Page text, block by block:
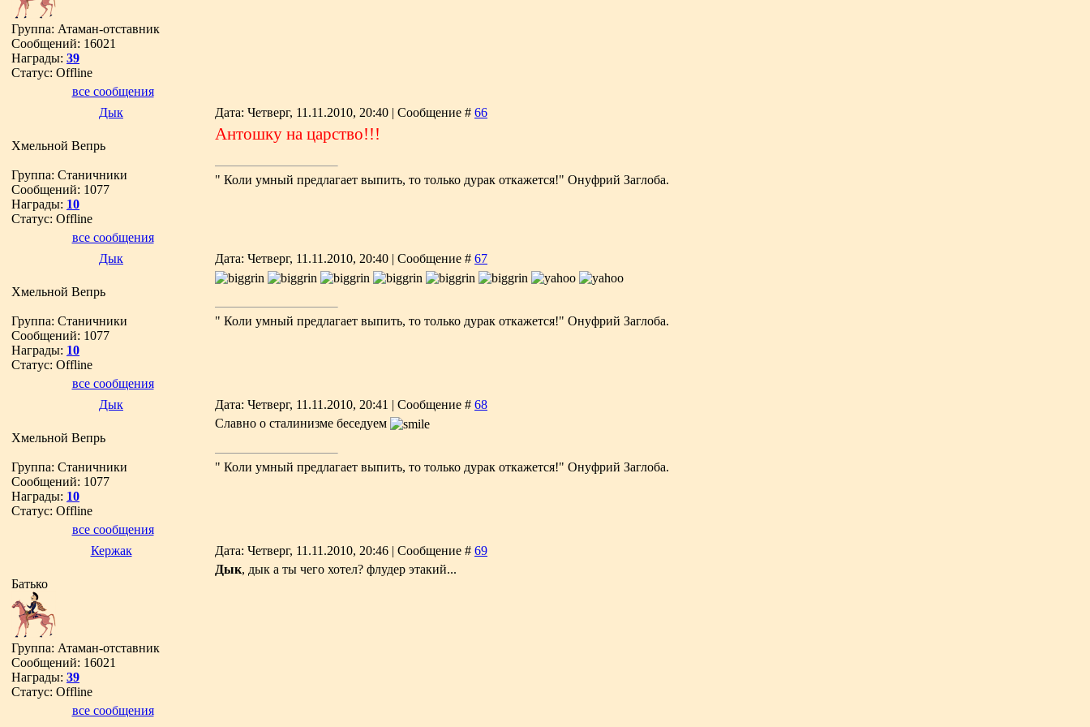
Группа: Атаман-отставник
Сообщений: 16021
Награды: 39
Статус: Offline
все сообщения
Дык
Дата: Четверг, 11.11.2010, 20:40 | Сообщение # 66
Хмельной Вепрь
Группа: Станичники
Сообщений: 1077
Награды: 10
Статус: Offline
Антошку на царство!!!
" Коли умный предлагает выпить, то только дурак откажется!" Онуфрий Заглоба.
все сообщения
Дык
Дата: Четверг, 11.11.2010, 20:40 | Сообщение # 67
Хмельной Вепрь
Группа: Станичники
Сообщений: 1077
Награды: 10
Статус: Offline
" Коли умный предлагает выпить, то только дурак откажется!" Онуфрий Заглоба.
все сообщения
Дык
Дата: Четверг, 11.11.2010, 20:41 | Сообщение # 68
Хмельной Вепрь
Группа: Станичники
Сообщений: 1077
Награды: 10
Статус: Offline
Славно о сталинизме беседуем
" Коли умный предлагает выпить, то только дурак откажется!" Онуфрий Заглоба.
все сообщения
Кержак
Дата: Четверг, 11.11.2010, 20:46 | Сообщение # 69
Батько
Группа: Атаман-отставник
Сообщений: 16021
Награды: 39
Статус: Offline
Дык, дык а ты чего хотел? флудер этакий...
все сообщения